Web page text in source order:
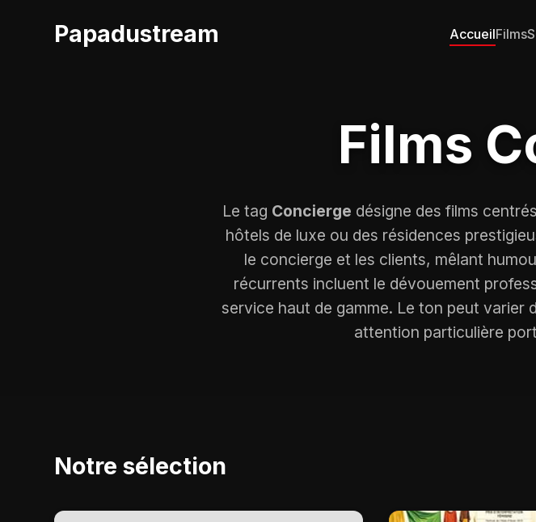
Papadustream AccueilFilms
Films
Le tag Concierge désigne des films
hôtels de luxe ou des résidences
le concierge et les clients, mêlant
récurrents incluent le dévouement
service haut de gamme. Le ton peut varier
attention particulière
Notre sélection